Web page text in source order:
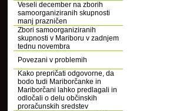
Veseli december na zborih
samoorganiziranih skupnosti
manj prazničen
Zbori samoorganiziranih
skupnosti v Mariboru v zadnjem
tednu novembra
Povezani v problemih
Kako prepričati odgovorne, da
bodo tudi Mariborčanke in
Mariborčani lahko predlagali in
odločali o delu občinskih
proračunskih sredstev